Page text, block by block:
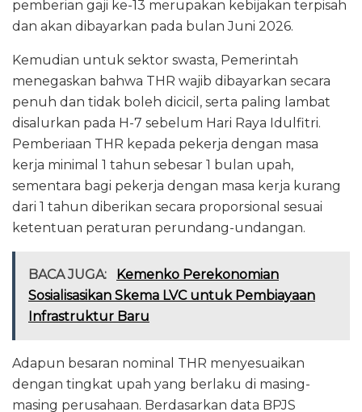
pemberian gaji ke-13 merupakan kebijakan terpisah
dan akan dibayarkan pada bulan Juni 2026.
Kemudian untuk sektor swasta, Pemerintah
menegaskan bahwa THR wajib dibayarkan secara
penuh dan tidak boleh dicicil, serta paling lambat
disalurkan pada H-7 sebelum Hari Raya Idulfitri.
Pemberiaan THR kepada pekerja dengan masa
kerja minimal 1 tahun sebesar 1 bulan upah,
sementara bagi pekerja dengan masa kerja kurang
dari 1 tahun diberikan secara proporsional sesuai
ketentuan peraturan perundang-undangan.
BACA JUGA:
Kemenko Perekonomian
Sosialisasikan Skema LVC untuk Pembiayaan
Infrastruktur Baru
Adapun besaran nominal THR menyesuaikan
dengan tingkat upah yang berlaku di masing-
masing perusahaan. Berdasarkan data BPJS